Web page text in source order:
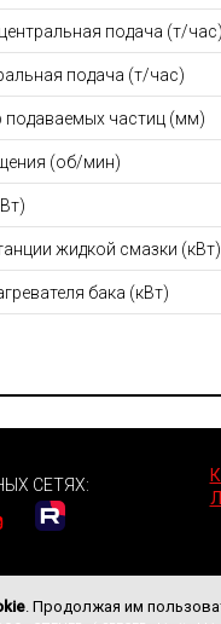
подача (т/час)
подача (т/час)
подаваемых частиц (мм)
(об/мин)
жидкой смазки (кВт)
бака (кВт)
СЕТЯХ:
. Продолжая им